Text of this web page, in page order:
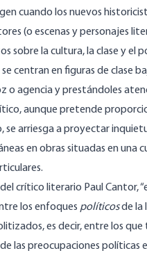
cuando los nuevos
(o escenas y personajes
sobre la cultura, la clase y el
centran en figuras de clase
o agencia y prestándoles
aunque pretende
se arriesga a proyectar
en obras situadas en una
del crítico literario Paul Cantor,
los enfoques políticosde la
es decir, entre los que
las preocupaciones políticas